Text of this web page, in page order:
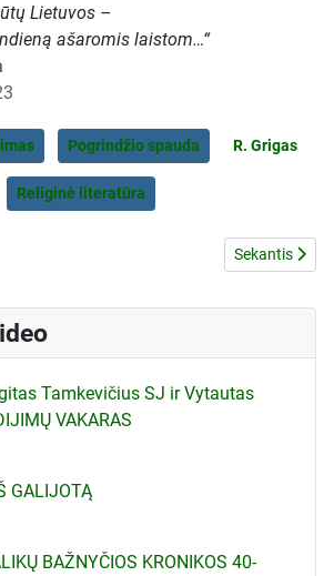
Lietuvos –
ašaromis laistom…“
Pogrindžio spauda R. Grigas
Religinė literatūra
R.Dagys. Turėsime pasirinkti tarp mokslo ir
Kitas
Sekantis
Tamkevičius SJ ir Vytautas
VAKARAS
GALIJOTĄ
BAŽNYČIOS KRONIKOS 40-